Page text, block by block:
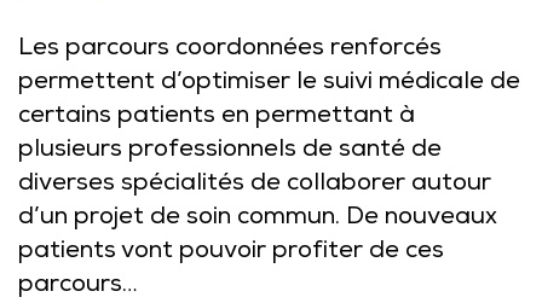
Les parcours coordonnées renforcés
permettent d’optimiser le suivi médicale de
certains patients en permettant à
plusieurs professionnels de santé de
diverses spécialités de collaborer autour
d’un projet de soin commun. De nouveaux
patients vont pouvoir profiter de ces
parcours…